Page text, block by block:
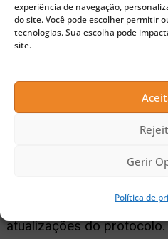
experiência de navegação,
do site. Você pode escolher permitir
tecnologias. Sua escolha pode
site.
Gerir
Política de
projeto não revelou
lançamento ou fato
Novo hype
Mesmo com o fracasso
Um roadmap divulgado
atualizações do protocolo.